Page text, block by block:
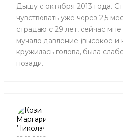
Дышу с октября 2013 года.
чувствовать уже через 2,5
страдаю с 29 лет, сейчас
мучало давление (высокое и
кружилась голова, была
позади.